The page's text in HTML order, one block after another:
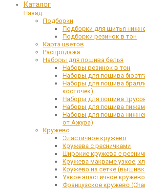
Каталог
Назад
Подборки
Подборки для шитья
Подборки резинок в тон
Карта цветов
Распродажа
Наборы для пошива белья
Наборы резинок в тон
Наборы для пошива
Наборы для пошива
косточек)
Наборы для пошива
Наборы для пошива пижам
Наборы для пошива
от Ажура)
Кружево
Эластичное кружево
Кружева с ресничками
Широкие кружева с
Кружева макраме узкое,
Кружево на сетке
Узкое эластичное кружево
Французское кружево